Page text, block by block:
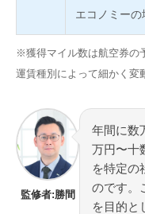
エコノミーの
※獲得マイル数は航空券の
運賃種別によって細かく変
監修者:勝間
年間に数
万円〜十
を特定の
のです。
を目的と